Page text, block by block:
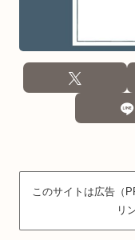
このサイトは広告（
リ